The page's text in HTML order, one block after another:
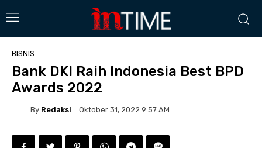
BISNIS
Bank DKI Raih Indonesia Best BPD
Awards 2022
By Redaksi Oktober 31, 2022 9:57 AM